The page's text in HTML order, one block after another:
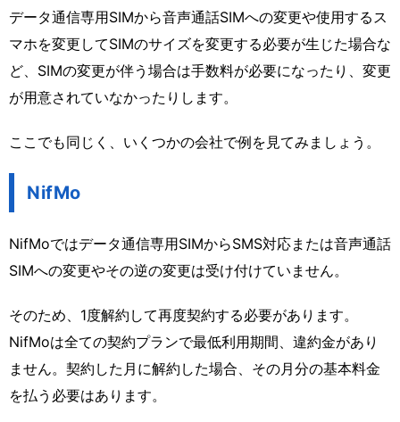
データ通信専用SIMから音声通話SIMへの変更や使用するス
マホを変更してSIMのサイズを変更する必要が生じた場合な
ど、SIMの変更が伴う場合は手数料が必要になったり、変更
が用意されていなかったりします。
ここでも同じく、いくつかの会社で例を見てみましょう。
NifMo
NifMoではデータ通信専用SIMからSMS対応または音声通話
SIMへの変更やその逆の変更は受け付けていません。
そのため、1度解約して再度契約する必要があります。
NifMoは全ての契約プランで最低利用期間、違約金があり
ません。契約した月に解約した場合、その月分の基本料金
を払う必要はあります。